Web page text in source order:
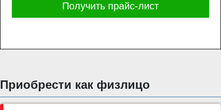
Получить прайс-лист
Приобрести как физлицо